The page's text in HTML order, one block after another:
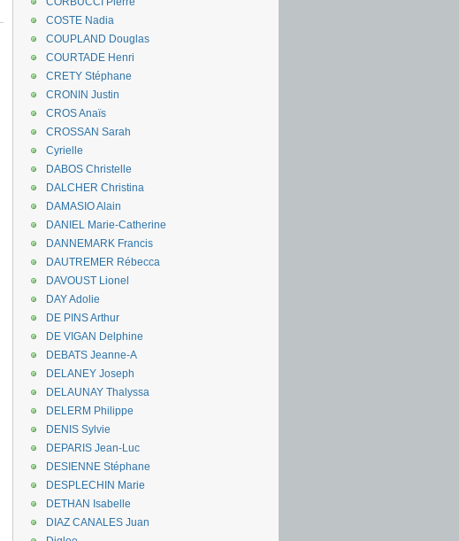
COSTE Nadia
COUPLAND Douglas
COURTADE Henri
CRETY Stéphane
CRONIN Justin
CROS Anaïs
CROSSAN Sarah
Cyrielle
DABOS Christelle
DALCHER Christina
DAMASIO Alain
DANIEL Marie-Catherine
DANNEMARK Francis
DAUTREMER Rébecca
DAVOUST Lionel
DAY Adolie
DE PINS Arthur
DE VIGAN Delphine
DEBATS Jeanne-A
DELANEY Joseph
DELAUNAY Thalyssa
DELERM Philippe
DENIS Sylvie
DEPARIS Jean-Luc
DESIENNE Stéphane
DESPLECHIN Marie
DETHAN Isabelle
DIAZ CANALES Juan